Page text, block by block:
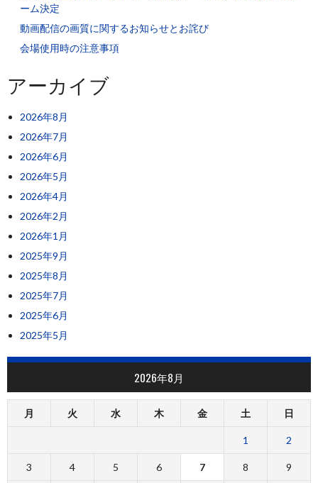
ーム決定
動画配信の画質に関するお知らせとお詫び
会場使用時の注意事項
アーカイブ
2026年8月
2026年7月
2026年6月
2026年5月
2026年4月
2026年2月
2026年1月
2025年9月
2025年8月
2025年7月
2025年6月
2025年5月
2026年8月
月 火 水 木 金 土 日
1 2
3 4 5 6 7 8 9